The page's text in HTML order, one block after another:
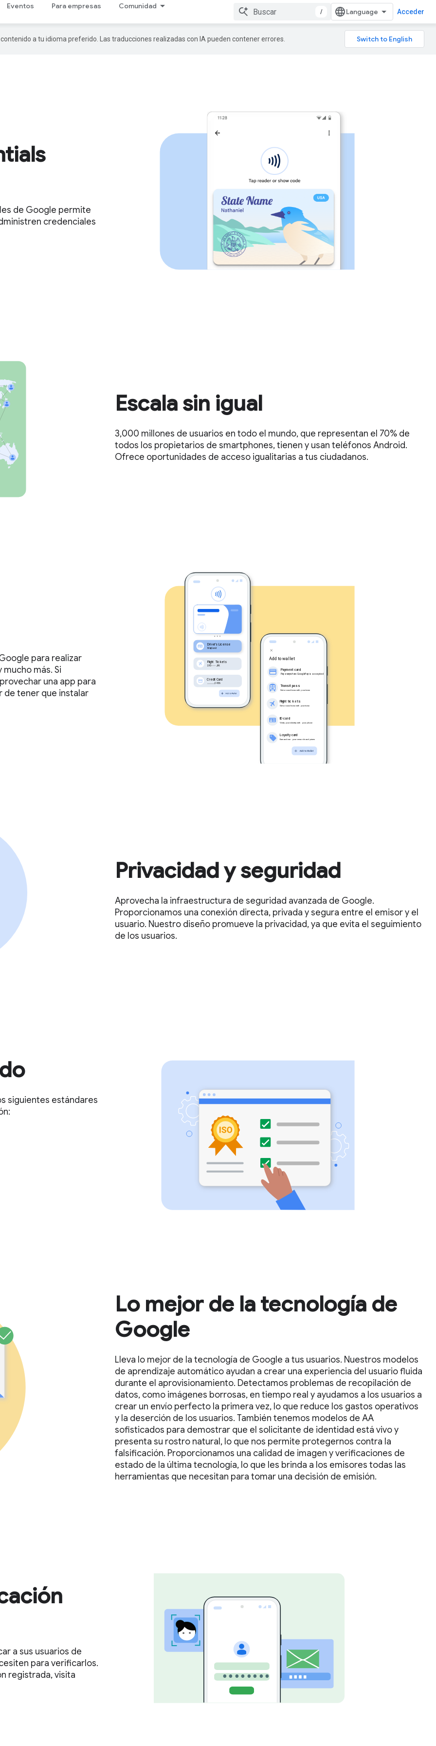
Eventos Para empresas Comunidad
/ Acceder
a tu idioma preferido. Las traducciones realizadas con IA pueden contener errores.
de Google permite
credenciales
Escala sin igual
3,000 millones de usuarios en todo el mundo, que representan el 70% de
todos los propietarios de smartphones, tienen y usan teléfonos Android.
Ofrece oportunidades de acceso igualitarias a tus ciudadanos.
para realizar
más. Si
una app para
de tener que instalar
Privacidad y seguridad
Aprovecha la infraestructura de seguridad avanzada de Google.
Proporcionamos una conexión directa, privada y segura entre el emisor y el
usuario. Nuestro diseño promueve la privacidad, ya que evita el seguimiento
de los usuarios.
siguientes estándares
Lo mejor de la tecnología de
Google
Lleva lo mejor de la tecnología de Google a tus usuarios. Nuestros modelos
de aprendizaje automático ayudan a crear una experiencia del usuario fluida
durante el aprovisionamiento. Detectamos problemas de recopilación de
datos, como imágenes borrosas, en tiempo real y ayudamos a los usuarios a
crear un envío perfecto la primera vez, lo que reduce los gastos operativos
y la deserción de los usuarios. También tenemos modelos de AA
sofisticados para demostrar que el solicitante de identidad está vivo y
presenta su rostro natural, lo que nos permite protegernos contra la
falsificación. Proporcionamos una calidad de imagen y verificaciones de
estado de la última tecnología, lo que les brinda a los emisores todas las
herramientas que necesitan para tomar una decisión de emisión.
a sus usuarios de
para verificarlos.
registrada, visita